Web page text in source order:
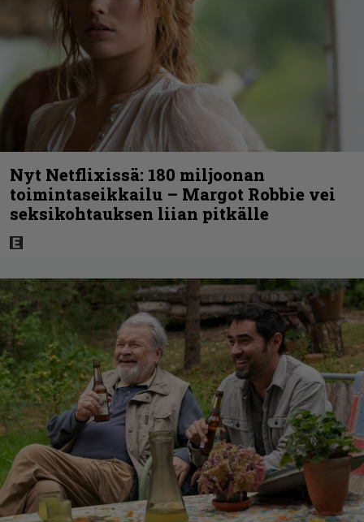
Nyt Netflixissä: 180 miljoonan
toimintaseikkailu – Margot Robbie vei
seksikohtauksen liian pitkälle